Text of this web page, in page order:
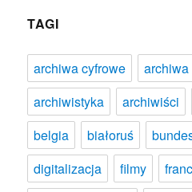
TAGI
archiwa cyfrowe
archiwistyka
archiwiści
belgia
białoruś
digitalizacja
filmy